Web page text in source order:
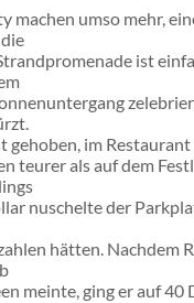
machen umso mehr,
ist
gehoben, im
teurer als auf dem
nuschelte der
hätten. Nachdem
meinte, ging er auf 40